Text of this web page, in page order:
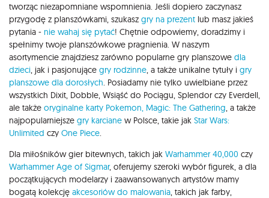
tworząc niezapomniane wspomnienia. Jeśli dopiero zaczynasz
przygodę z planszówkami, szukasz gry na prezent lub masz jakieś
pytania - nie wahaj się pytać! Chętnie odpowiemy, doradzimy i
spełnimy twoje planszówkowe pragnienia. W naszym
asortymencie znajdziesz zarówno popularne gry planszowe dla
dzieci, jak i pasjonujące gry rodzinne, a także unikalne tytuły i gry
planszowe dla dorosłych. Posiadamy nie tylko uwielbiane przez
wszystkich Dixit, Dobble, Wsiąść do Pociągu, Splendor czy Everdell,
ale także oryginalne karty Pokemon, Magic: The Gathering, a także
najpopularniejsze gry karciane w Polsce, takie jak Star Wars:
Unlimited czy One Piece.
Dla miłośników gier bitewnych, takich jak Warhammer 40,000 czy
Warhammer Age of Sigmar, oferujemy szeroki wybór figurek, a dla
początkujących modelarzy i zaawansowanych artystów mamy
bogatą kolekcję akcesoriów do malowania, takich jak farby,